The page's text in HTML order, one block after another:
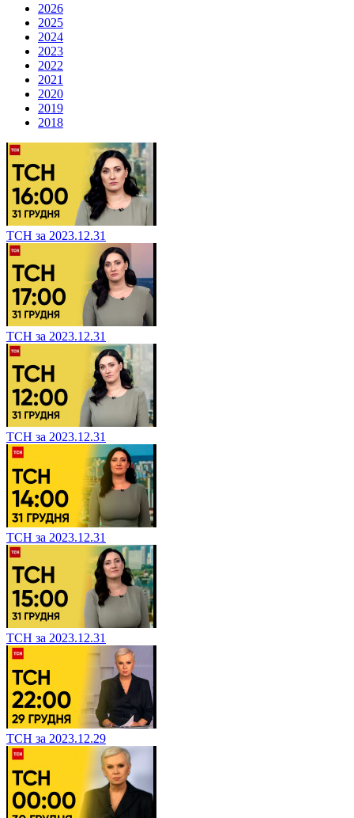
2026
2025
2024
2023
2022
2021
2020
2019
2018
ТСН за 2023.12.31
ТСН за 2023.12.31
ТСН за 2023.12.31
ТСН за 2023.12.31
ТСН за 2023.12.31
ТСН за 2023.12.29